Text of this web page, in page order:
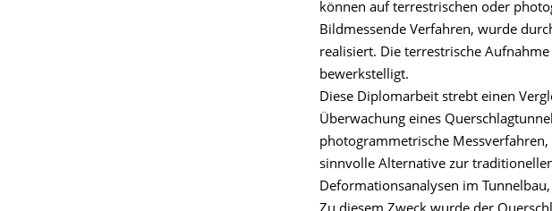
können auf terrestrischen oder
Bildmessende Verfahren, wurde
realisiert. Die terrestrische
bewerkstelligt.
Diese Diplomarbeit strebt einen
Überwachung eines
photogrammetrische
sinnvolle Alternative zur
Deformationsanalysen im